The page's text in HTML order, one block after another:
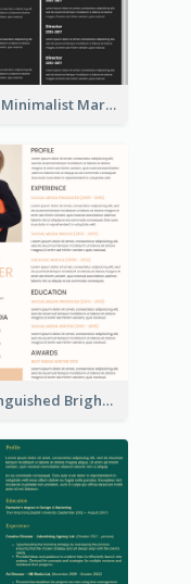
Dark Minimalist Marketing Manager Resume
Distinguished Bright College Student Resume